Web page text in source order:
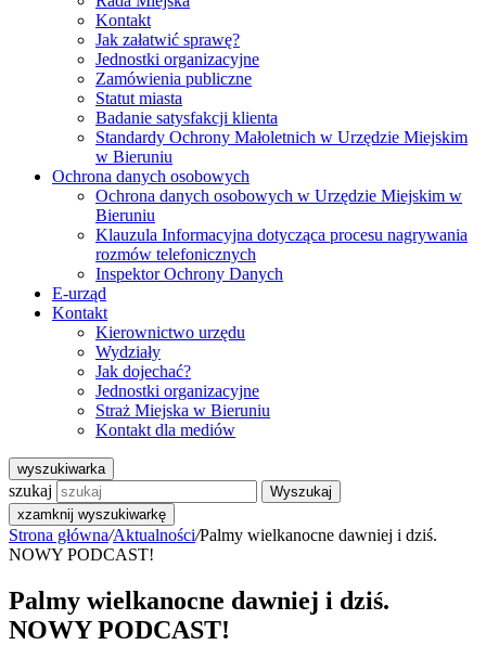
Kontakt
Jak załatwić sprawę?
Jednostki organizacyjne
Zamówienia publiczne
Statut miasta
Badanie satysfakcji klienta
Standardy Ochrony Małoletnich w Urzędzie Miejskim
w Bieruniu
Ochrona danych osobowych
Ochrona danych osobowych w Urzędzie Miejskim w
Bieruniu
Klauzula Informacyjna dotycząca procesu nagrywania
rozmów telefonicznych
Inspektor Ochrony Danych
E-urząd
Kontakt
Kierownictwo urzędu
Wydziały
Jak dojechać?
Jednostki organizacyjne
Straż Miejska w Bieruniu
Kontakt dla mediów
wyszukiwarka
szukaj
Wyszukaj
xzamknij wyszukiwarkę
Strona główna/Aktualności/Palmy wielkanocne dawniej i dziś.
NOWY PODCAST!
Palmy wielkanocne dawniej i dziś.
NOWY PODCAST!